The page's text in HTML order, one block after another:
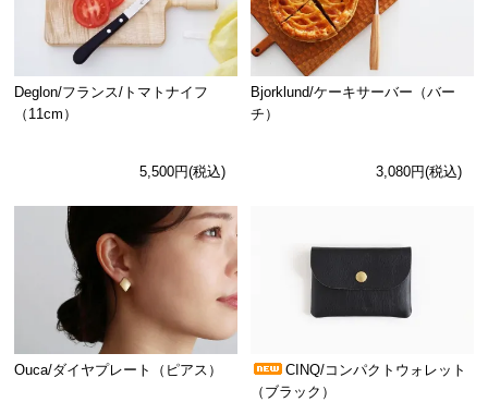
Deglon/フランス/トマトナイフ
（11cm）
5,500円(税込)
Bjorklund/ケーキサーバー（バー
チ）
3,080円(税込)
Ouca/ダイヤプレート（ピアス）
CINQ/コンパクトウォレット
（ブラック）